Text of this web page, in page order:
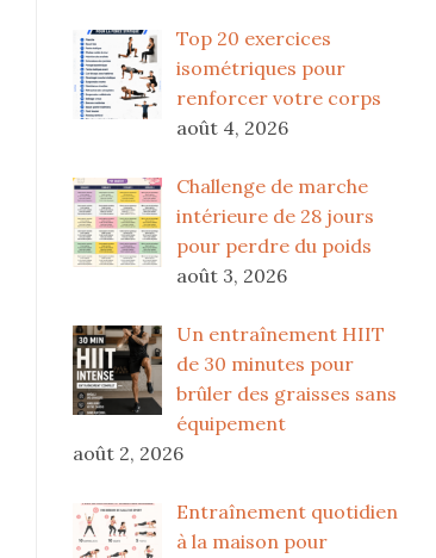
Top 20 exercices
isométriques pour
renforcer votre corps
août 4, 2026
Challenge de marche
intérieure de 28 jours
pour perdre du poids
août 3, 2026
Un entraînement HIIT
de 30 minutes pour
brûler des graisses sans
équipement
août 2, 2026
Entraînement quotidien
à la maison pour